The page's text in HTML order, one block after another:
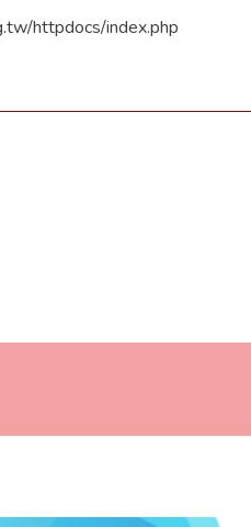
httpdocs/index.php